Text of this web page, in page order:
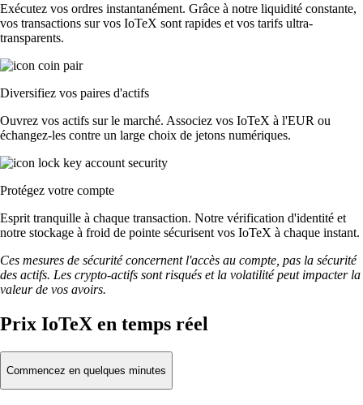
Exécutez vos ordres instantanément. Grâce à notre liquidité constante,
vos transactions sur vos IoTeX sont rapides et vos tarifs ultra-
transparents.
Diversifiez vos paires d'actifs
Ouvrez vos actifs sur le marché. Associez vos IoTeX à l'EUR ou
échangez-les contre un large choix de jetons numériques.
Protégez votre compte
Esprit tranquille à chaque transaction. Notre vérification d'identité et
notre stockage à froid de pointe sécurisent vos IoTeX à chaque instant.
Ces mesures de sécurité concernent l'accès au compte, pas la sécurité
des actifs. Les crypto-actifs sont risqués et la volatilité peut impacter la
valeur de vos avoirs.
Prix IoTeX en temps réel
Commencez en quelques minutes